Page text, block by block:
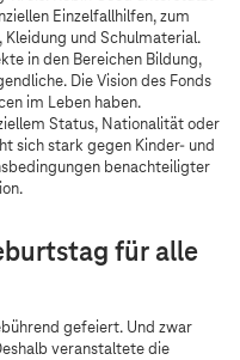
Einzelfallhilfen, zum
und Schulmaterial.
in den Bereichen Bildung,
Die Vision des Fonds
im Leben haben.
Status, Nationalität oder
sich stark gegen Kinder- und
benachteiligter
für alle
gefeiert. Und zwar
veranstaltete die